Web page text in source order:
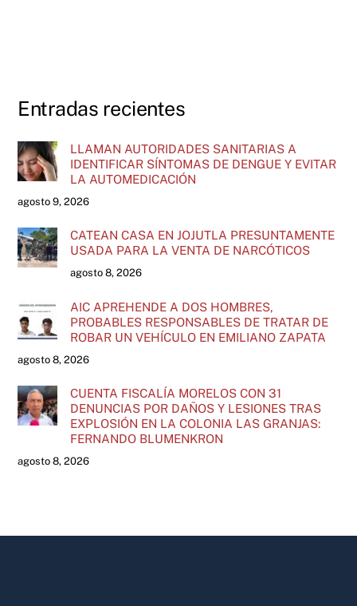
Entradas recientes
LLAMAN AUTORIDADES SANITARIAS A
IDENTIFICAR SÍNTOMAS DE DENGUE Y EVITAR
LA AUTOMEDICACIÓN
agosto 9, 2026
CATEAN CASA EN JOJUTLA PRESUNTAMENTE
USADA PARA LA VENTA DE NARCÓTICOS
agosto 8, 2026
AIC APREHENDE A DOS HOMBRES,
PROBABLES RESPONSABLES DE TRATAR DE
ROBAR UN VEHÍCULO EN EMILIANO ZAPATA
agosto 8, 2026
CUENTA FISCALÍA MORELOS CON 31
DENUNCIAS POR DAÑOS Y LESIONES TRAS
EXPLOSIÓN EN LA COLONIA LAS GRANJAS:
FERNANDO BLUMENKRON
agosto 8, 2026